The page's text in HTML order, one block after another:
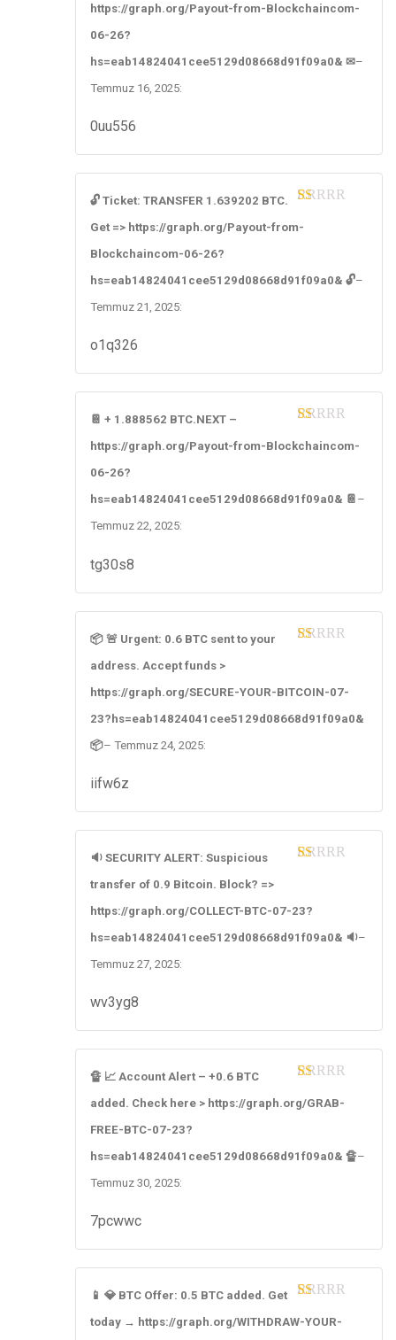
ou
5
https://graph.org/Payout-from-Blockchaincom-
06-26?
hs=eab14824041cee5129d08668d91f09a0& ✉–
Temmuz 16, 2025:
0uu556
ou
5
🔓 Ticket: TRANSFER 1.639202 BTC.
Get => https://graph.org/Payout-from-
Blockchaincom-06-26?
hs=eab14824041cee5129d08668d91f09a0& 🔓–
Temmuz 21, 2025:
o1q326
ou
5
📔 + 1.888562 BTC.NEXT –
https://graph.org/Payout-from-Blockchaincom-
06-26?
hs=eab14824041cee5129d08668d91f09a0& 📔 –
Temmuz 22, 2025:
tg30s8
of
📦 🚨 Urgent: 0.6 BTC sent to your
address. Accept funds >
https://graph.org/SECURE-YOUR-BITCOIN-07-
23?hs=eab14824041cee5129d08668d91f09a0&
📦– Temmuz 24, 2025:
iifw6z
of
5
🔉 SECURITY ALERT: Suspicious
transfer of 0.9 Bitcoin. Block? =>
https://graph.org/COLLECT-BTC-07-23?
hs=eab14824041cee5129d08668d91f09a0& 🔉–
Temmuz 27, 2025:
wv3yg8
ou
5
🔏 📈 Account Alert – +0.6 BTC
added. Check here > https://graph.org/GRAB-
FREE-BTC-07-23?
hs=eab14824041cee5129d08668d91f09a0& 🔏–
Temmuz 30, 2025:
7pcwwc
ou
📱 💎 BTC Offer: 0.5 BTC added. Get
today → https://graph.org/WITHDRAW-YOUR-